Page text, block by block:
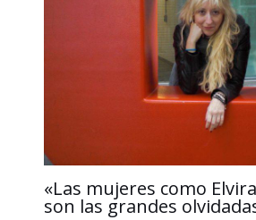
«Las mujeres como
son las grandes